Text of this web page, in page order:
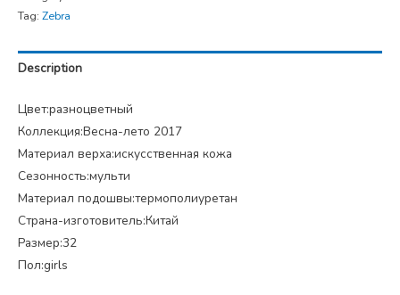
Tag: Zebra
Description
Цвет:разноцветный
Коллекция:Весна-лето 2017
Материал верха:искусственная кожа
Сезонность:мульти
Материал подошвы:термополиуретан
Страна-изготовитель:Китай
Размер:32
Пол:girls